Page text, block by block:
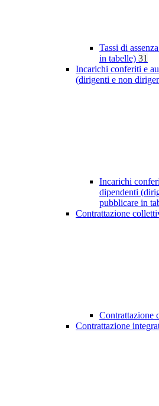
Tassi di
in tabelle) 31
Incarichi conferiti e
(dirigenti e non
Incarichi
dipendenti
pubblicare in
Contrattazione
Contrattazione
Contrattazione